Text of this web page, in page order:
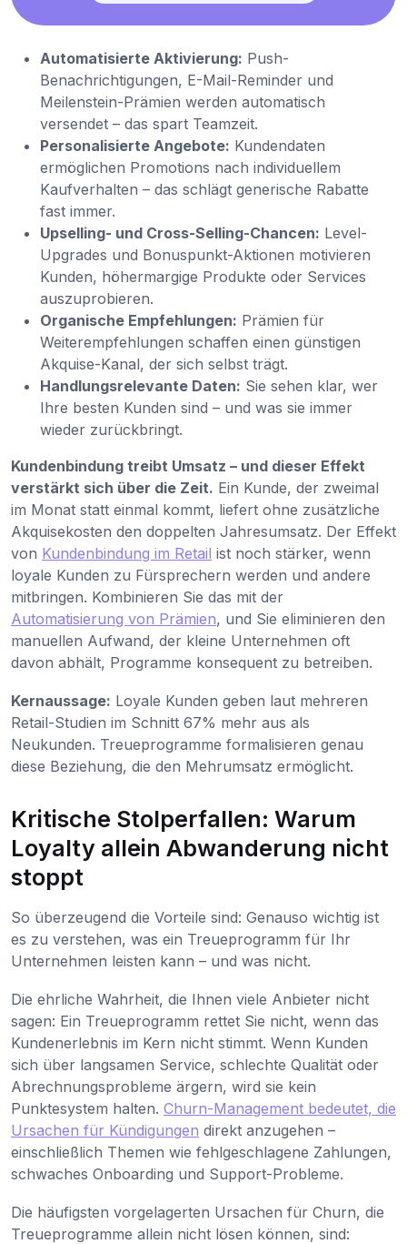
Automatisierte Aktivierung: Push-
Benachrichtigungen, E-Mail-Reminder und
Meilenstein-Prämien werden automatisch
versendet – das spart Teamzeit.
Personalisierte Angebote: Kundendaten
ermöglichen Promotions nach individuellem
Kaufverhalten – das schlägt generische Rabatte
fast immer.
Upselling- und Cross-Selling-Chancen: Level-
Upgrades und Bonuspunkt-Aktionen motivieren
Kunden, höhermargige Produkte oder Services
auszuprobieren.
Organische Empfehlungen: Prämien für
Weiterempfehlungen schaffen einen günstigen
Akquise-Kanal, der sich selbst trägt.
Handlungsrelevante Daten: Sie sehen klar, wer
Ihre besten Kunden sind – und was sie immer
wieder zurückbringt.
Kundenbindung treibt Umsatz – und dieser Effekt
verstärkt sich über die Zeit. Ein Kunde, der zweimal
im Monat statt einmal kommt, liefert ohne zusätzliche
Akquisekosten den doppelten Jahresumsatz. Der Effekt
von Kundenbindung im Retail ist noch stärker, wenn
loyale Kunden zu Fürsprechern werden und andere
mitbringen. Kombinieren Sie das mit der
Automatisierung von Prämien, und Sie eliminieren den
manuellen Aufwand, der kleine Unternehmen oft
davon abhält, Programme konsequent zu betreiben.
Kernaussage: Loyale Kunden geben laut mehreren
Retail-Studien im Schnitt 67% mehr aus als
Neukunden. Treueprogramme formalisieren genau
diese Beziehung, die den Mehrumsatz ermöglicht.
Kritische Stolperfallen: Warum
Loyalty allein Abwanderung nicht
stoppt
So überzeugend die Vorteile sind: Genauso wichtig ist
es zu verstehen, was ein Treueprogramm für Ihr
Unternehmen leisten kann – und was nicht.
Die ehrliche Wahrheit, die Ihnen viele Anbieter nicht
sagen: Ein Treueprogramm rettet Sie nicht, wenn das
Kundenerlebnis im Kern nicht stimmt. Wenn Kunden
sich über langsamen Service, schlechte Qualität oder
Abrechnungsprobleme ärgern, wird sie kein
Punktesystem halten. Churn-Management bedeutet, die
Ursachen für Kündigungen direkt anzugehen –
einschließlich Themen wie fehlgeschlagene Zahlungen,
schwaches Onboarding und Support-Probleme.
Die häufigsten vorgelagerten Ursachen für Churn, die
Treueprogramme allein nicht lösen können, sind: